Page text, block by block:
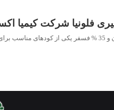
فلونیا شرکت کیمیا